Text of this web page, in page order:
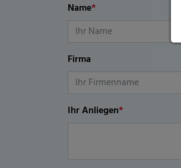
Name*
Firma
Ihr Anliegen*